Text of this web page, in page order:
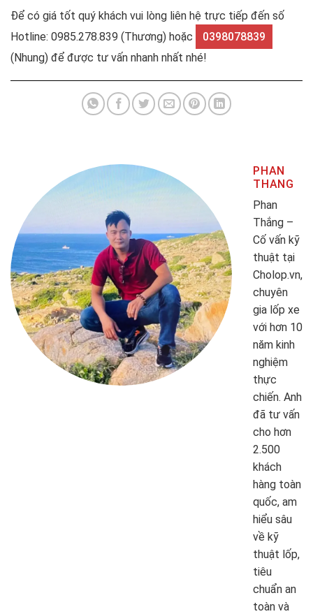
Để có giá tốt quý khách vui lòng liên hệ trực tiếp đến số
Hotline: 0985.278.839 (Thương) hoặc
0398078839
(Nhung) để được tư vấn nhanh nhất nhé!
PHAN
THANG
Phan
Thắng –
Cố vấn kỹ
thuật tại
Cholop.vn,
chuyên
gia lốp xe
với hơn 10
năm kinh
nghiệm
thực
chiến. Anh
đã tư vấn
cho hơn
2.500
khách
hàng toàn
quốc, am
hiểu sâu
về kỹ
thuật lốp,
tiêu
chuẩn an
toàn và